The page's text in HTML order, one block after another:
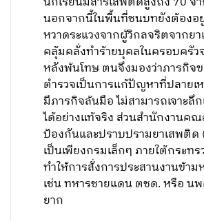
นอกจากนี้ในพื้นที่ชนบทยังต้องอ
หวาดระแวงจากผู้วิกลจริตจากย
คลุ้มคลั่งทำร้ายบุคลในครอบครัว
หลังพ้นโทษ ตนจึงมองว่าภารกิจข
ตำรวจเป็นการแก้ปัญหาที่ปลายเ
มีภารกิจล้นมือ ไม่สามารถเจาะลึ
ได้อย่างแท้จริง ส่วนสำนักงานค
ป้องกันและปราบปรามยาเสพติด
เป็นเพียงกรมเล็กๆ ภายใต้กระท
ทำให้การสั่งการประสานงานข้าม
เช่น ทหารชายแดน ตชด. หรือ นพ
ยาก